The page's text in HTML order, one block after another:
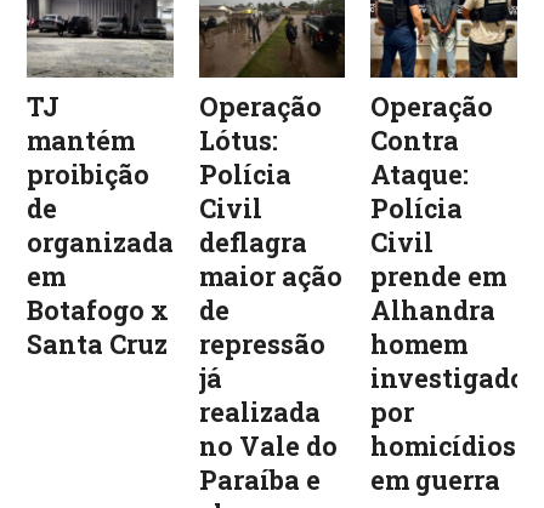
TJ
mantém
proibição
de
organizadas
em
Botafogo x
Santa Cruz
Operação
Lótus:
Polícia
Civil
deflagra
maior ação
de
repressão
já
realizada
no Vale do
Paraíba e
Operação
Contra
Ataque:
Polícia
Civil
prende em
Alhandra
homem
investigado
por
homicídios
em guerra